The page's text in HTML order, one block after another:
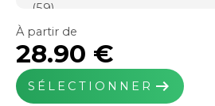
(59)
Qualité et confort
Moquette velours
650g/m² de fibre PP
Poids total : 2000g/m²
À partir de
28.90 €
SÉLECTIONNER arrow_right_alt